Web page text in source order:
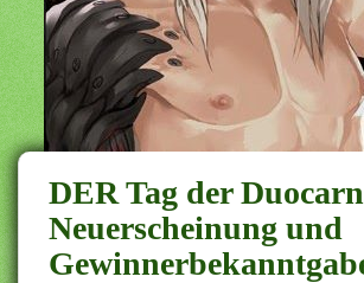
DER Tag der
Neuerscheinung und